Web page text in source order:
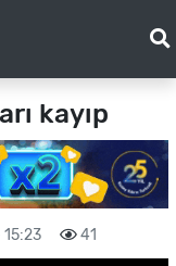
kayıp
15:23 41